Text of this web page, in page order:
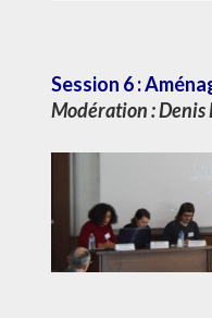
Session 6 :
Modération :Denis